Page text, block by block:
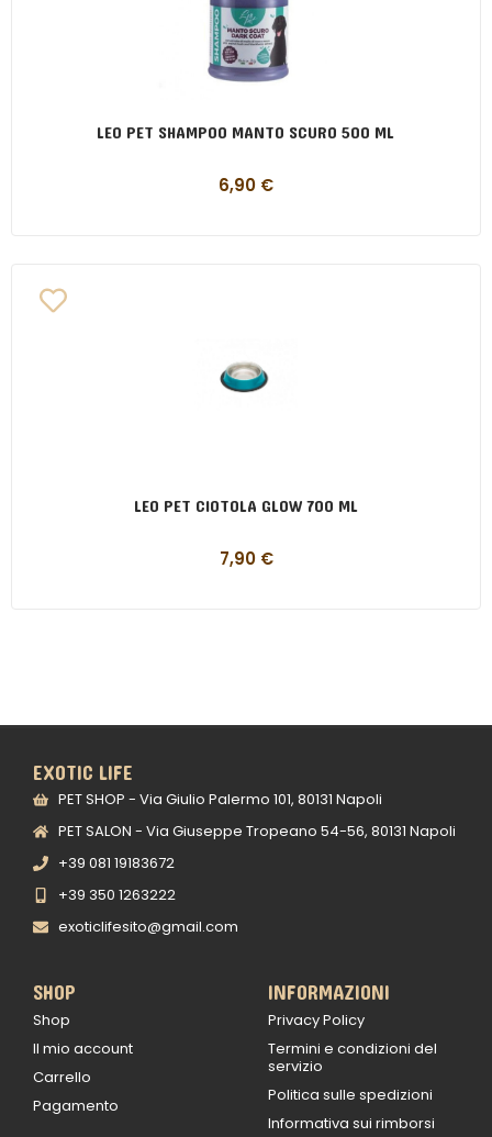
LEO PET SHAMPOO MANTO SCURO 500 ML
6,90 €
LEO PET CIOTOLA GLOW 700 ML
7,90 €
EXOTIC LIFE
PET SHOP - Via Giulio Palermo 101, 80131 Napoli
PET SALON - Via Giuseppe Tropeano 54-56, 80131 Napoli
+39 081 19183672
+39 350 1263222
exoticlifesito@gmail.com
SHOP
Shop
Il mio account
Carrello
Pagamento
INFORMAZIONI
Privacy Policy
Termini e condizioni del
servizio
Politica sulle spedizioni
Informativa sui rimborsi